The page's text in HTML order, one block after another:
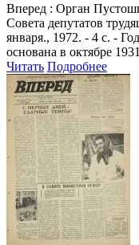
Вперед : Орган
Совета депутатов
января., 1972. - 4 с. -
основана в октябре
Читать Подробнее